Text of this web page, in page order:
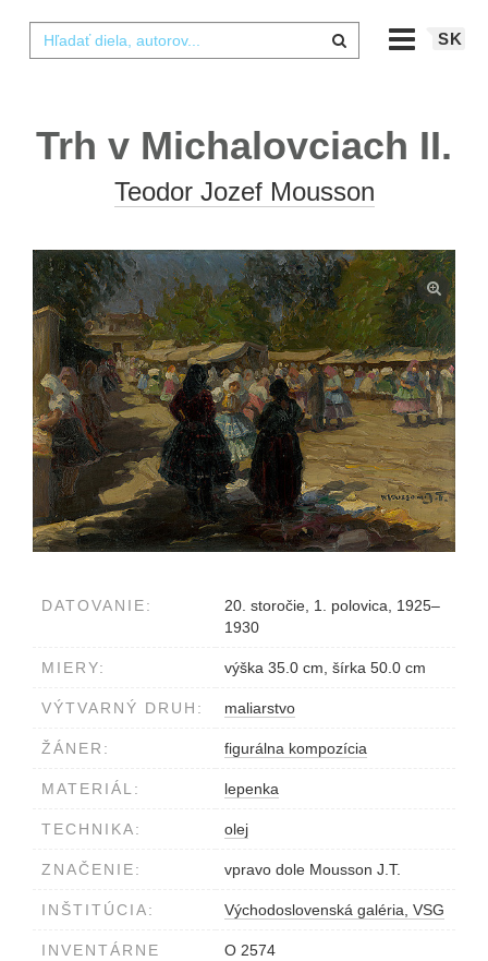
SK
Trh v Michalovciach II.
Teodor Jozef Mousson
DATOVANIE:
20. storočie, 1. polovica, 1925–
1930
MIERY: výška 35.0 cm, šírka 50.0 cm
VÝTVARNÝ DRUH: maliarstvo
ŽÁNER: figurálna kompozícia
MATERIÁL: lepenka
TECHNIKA: olej
ZNAČENIE: vpravo dole Mousson J.T.
INŠTITÚCIA: Východoslovenská galéria, VSG
INVENTÁRNE
O 2574